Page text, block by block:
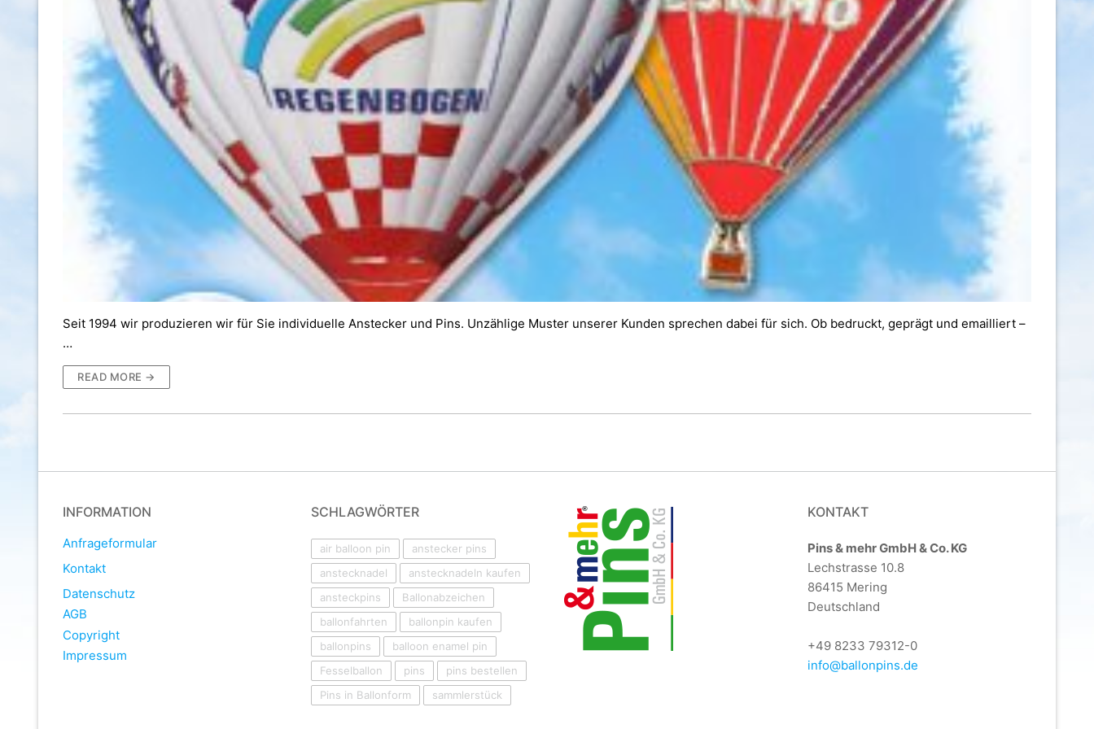
Seit 1994 wir produzieren wir für Sie individuelle Anstecker und Pins. Unzählige Muster unserer Kunden sprechen dabei für sich. Ob bedruckt, geprägt und emailliert –
…
READ MORE →
INFORMATION
Anfrageformular
Kontakt
Datenschutz
AGB
Copyright
Impressum
SCHLAGWÖRTER
air balloon pin
anstecker pins
anstecknadel
anstecknadeln kaufen
ansteckpins
Ballonabzeichen
ballonfahrten
ballonpin kaufen
ballonpins
balloon enamel pin
Fesselballon
pins
pins bestellen
Pins in Ballonform
sammlerstück
KONTAKT
Pins & mehr GmbH & Co. KG
Lechstrasse 10.8
86415 Mering
Deutschland
+49 8233 79312-0
info@ballonpins.de